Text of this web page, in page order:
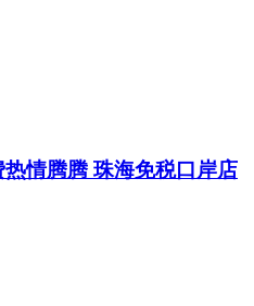
情腾腾 珠海免税口岸店